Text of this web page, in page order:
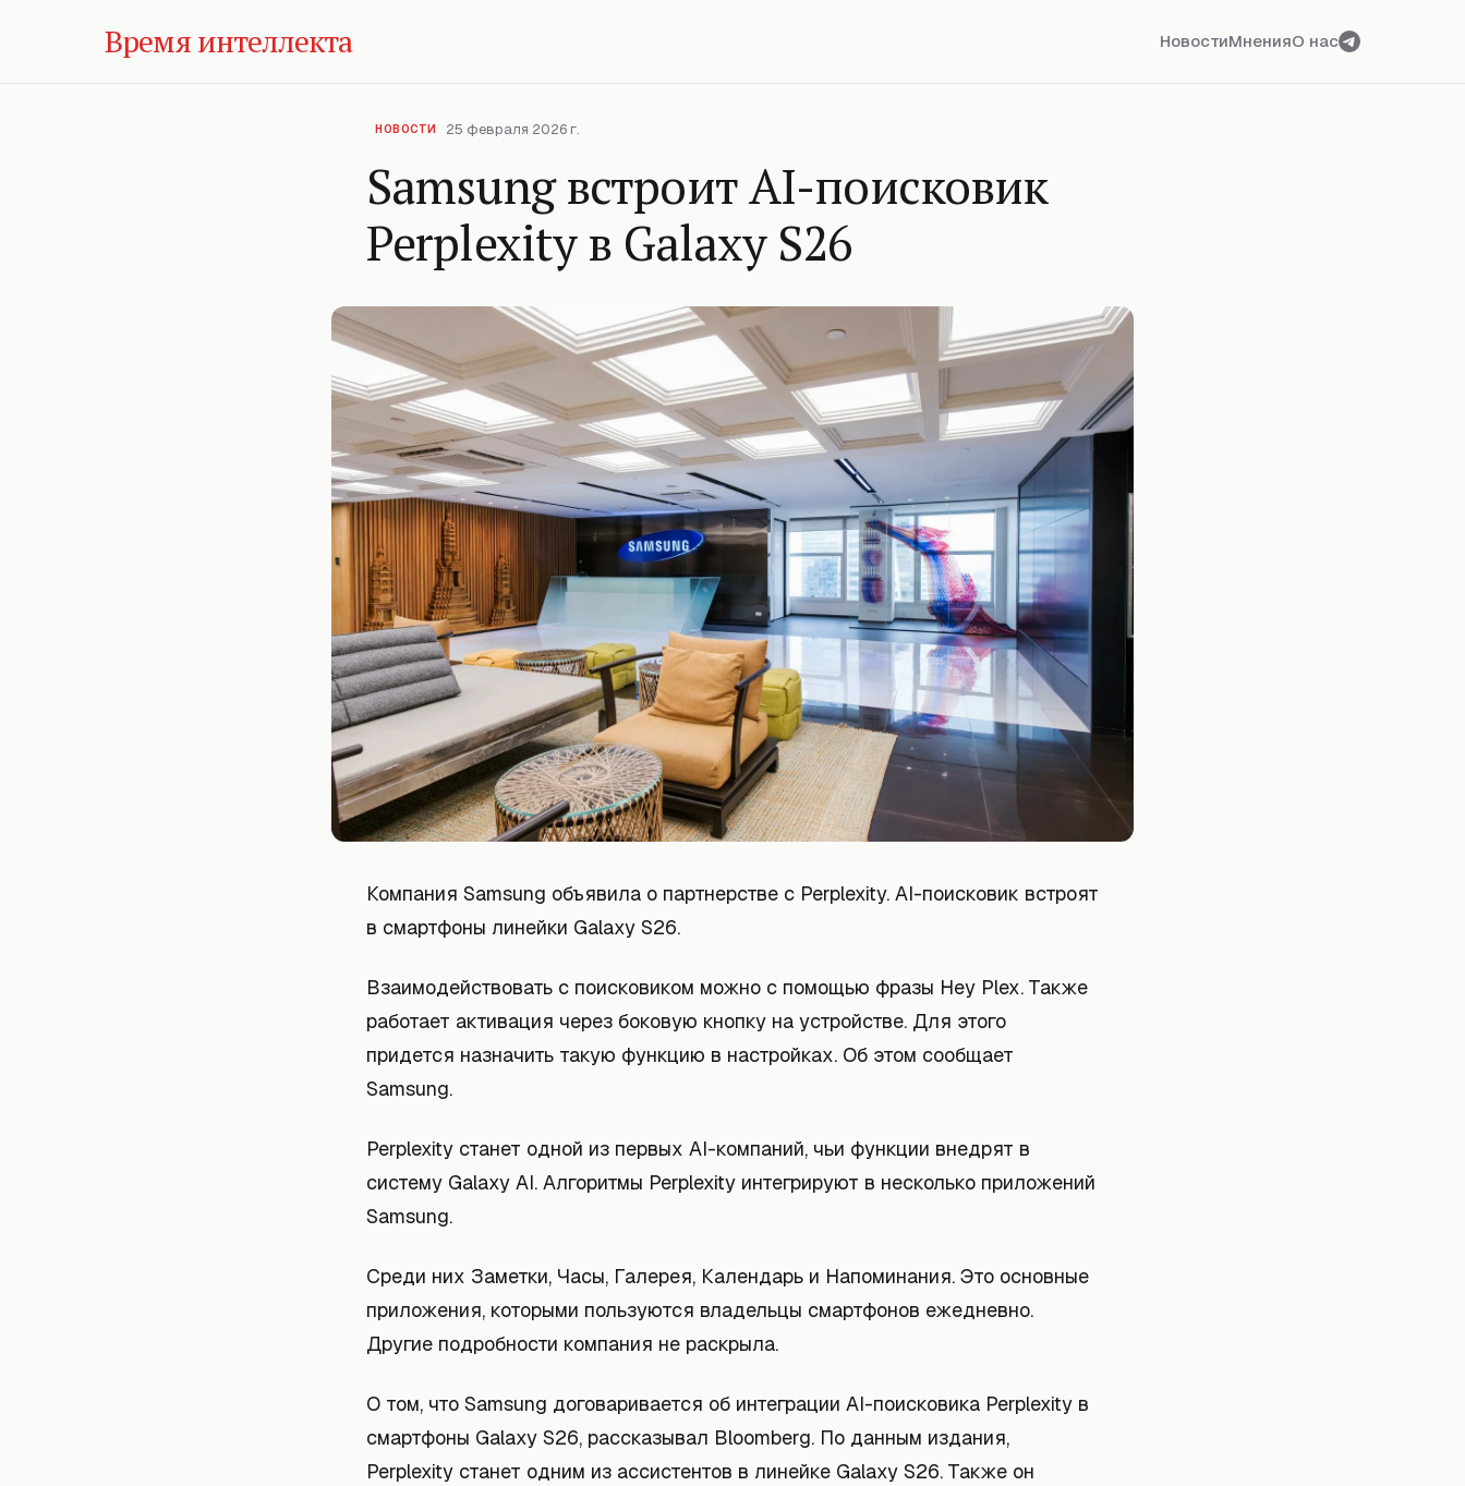
Время интеллекта НовостиМненияО нас
НОВОСТИ 25 февраля 2026 г.
Samsung встроит AI-поисковик
Perplexity в Galaxy S26
Компания Samsung объявила о партнерстве с Perplexity. AI-поисковик встроят
в смартфоны линейки Galaxy S26.
Взаимодействовать с поисковиком можно с помощью фразы Hey Plex. Также
работает активация через боковую кнопку на устройстве. Для этого
придется назначить такую функцию в настройках. Об этом сообщает
Samsung.
Perplexity станет одной из первых AI-компаний, чьи функции внедрят в
систему Galaxy AI. Алгоритмы Perplexity интегрируют в несколько приложений
Samsung.
Среди них Заметки, Часы, Галерея, Календарь и Напоминания. Это основные
приложения, которыми пользуются владельцы смартфонов ежедневно.
Другие подробности компания не раскрыла.
О том, что Samsung договаривается об интеграции AI-поисковика Perplexity в
смартфоны Galaxy S26, рассказывал Bloomberg. По данным издания,
Perplexity станет одним из ассистентов в линейке Galaxy S26. Также он